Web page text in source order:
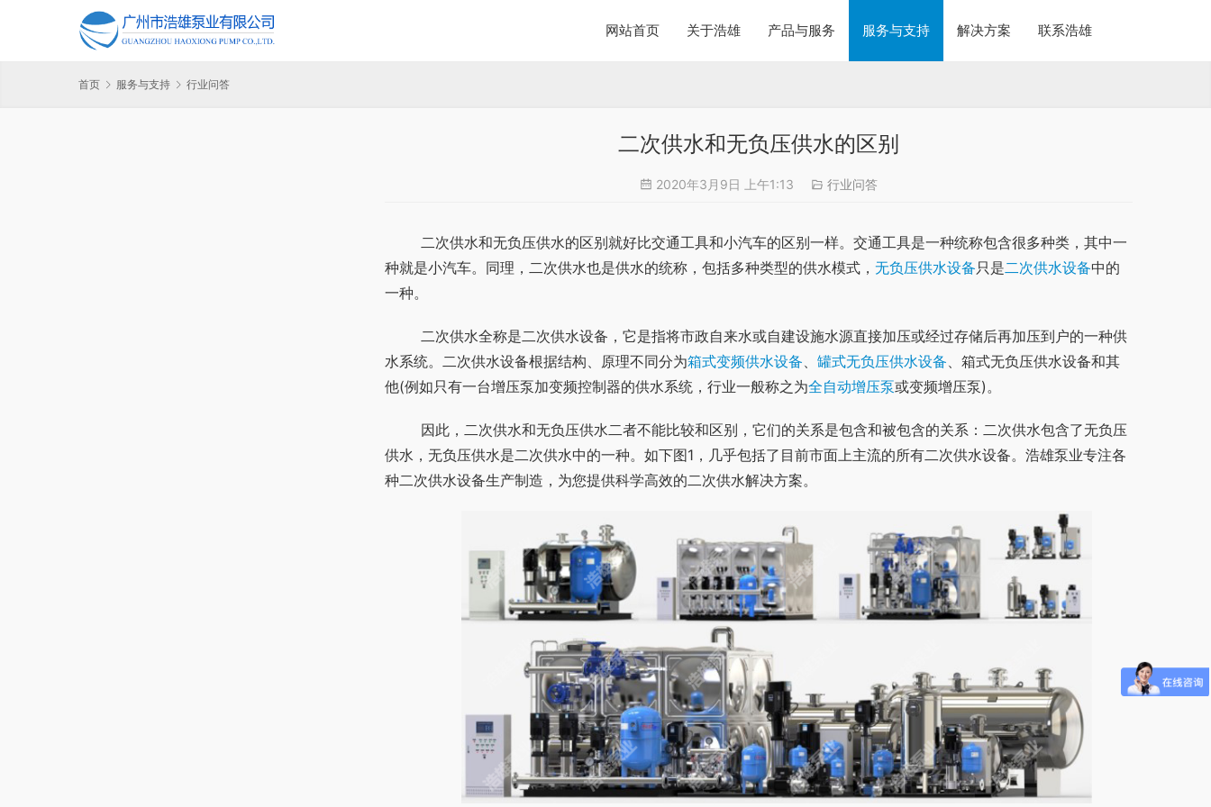
网站首页 关于浩雄 产品与服务 服务与支持 解决方案 联系浩雄
首页 服务与支持 行业问答
二次供水和无负压供水的区别
2020年3月9日 上午1:13 行业问答
种就是小汽车。同理，二次供水也是供水的统称，包括多种类型的供水模式， 无负压供水设备只是二次供水设备中的
一种。
水系统。二次供水设备根据结构、原理不同分为箱式变频供水设备、 罐式无负压供水设备、箱式无负压供水设备和其
他(例如只有一台增压泵加变频控制器的供水系统，行业一般称之为全自动增压泵或变频增压泵)。
供水，无负压供水是二次供水中的一种。如下图1，几乎包括了目前市面上主流的所有二次供水设备。浩雄泵业专注各
种二次供水设备生产制造，为您提供科学高效的二次供水解决方案。